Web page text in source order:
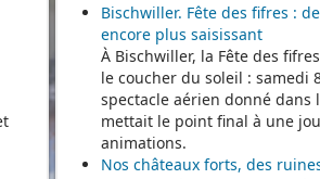
Bischwiller. Fête des fifres :
encore plus saisissant
À Bischwiller, la Fête des
le coucher du soleil : samedi
spectacle aérien donné dans
mettait le point final à une
animations.
Nos châteaux forts, des